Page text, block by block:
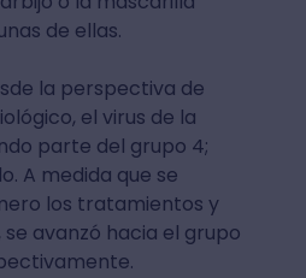
de ellas.
la perspectiva de
el virus de la
parte del grupo 4;
A medida que se
los tratamientos y
se avanzó hacia el grupo